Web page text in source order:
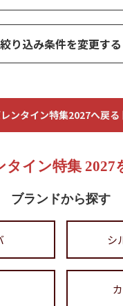
絞り込み条件を変更する
ンタイン特集2027へ戻
タイン特集 2027
ブランドから探す
シ